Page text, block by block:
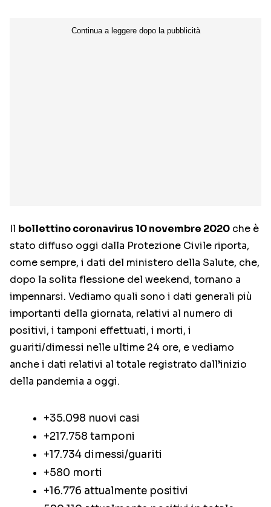
Il bollettino coronavirus 10 novembre 2020 che è
stato diffuso oggi dalla Protezione Civile riporta,
come sempre, i dati del ministero della Salute, che,
dopo la solita flessione del weekend, tornano a
impennarsi. Vediamo quali sono i dati generali più
importanti della giornata, relativi al numero di
positivi, i tamponi effettuati, i morti, i
guariti/dimessi nelle ultime 24 ore, e vediamo
anche i dati relativi al totale registrato dall’inizio
della pandemia a oggi.
+35.098 nuovi casi
+217.758 tamponi
+17.734 dimessi/guariti
+580 morti
+16.776 attualmente positivi